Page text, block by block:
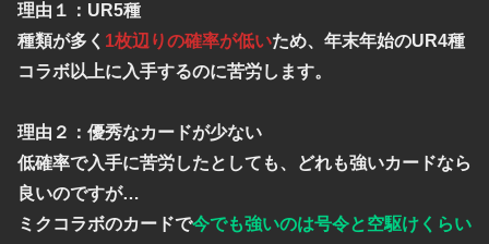
理由１：UR5種
種類が多く 1枚辺りの確率が低いため、年末年始のUR4種
コラボ以上に入手するのに苦労します。
理由２：優秀なカードが少ない
低確率で入手に苦労したとしても、どれも強いカードなら
良いのですが…
ミクコラボのカードで今でも強いのは号令と空駆けくらい